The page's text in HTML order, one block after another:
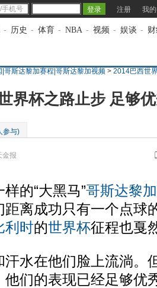
注册 我
- 历史 - 体育 - NBA - 视频 - 娱谈 -
哥斯达黎加赛程|哥斯达黎加视频 > 2014巴西世
界杯之路止步 足够
参与)
金报
的“大黑马”哥斯达黎加
距离成功只有一个点球
利时的世界杯征程也戛
在他们脸上流淌。
他们的表现已经足够优